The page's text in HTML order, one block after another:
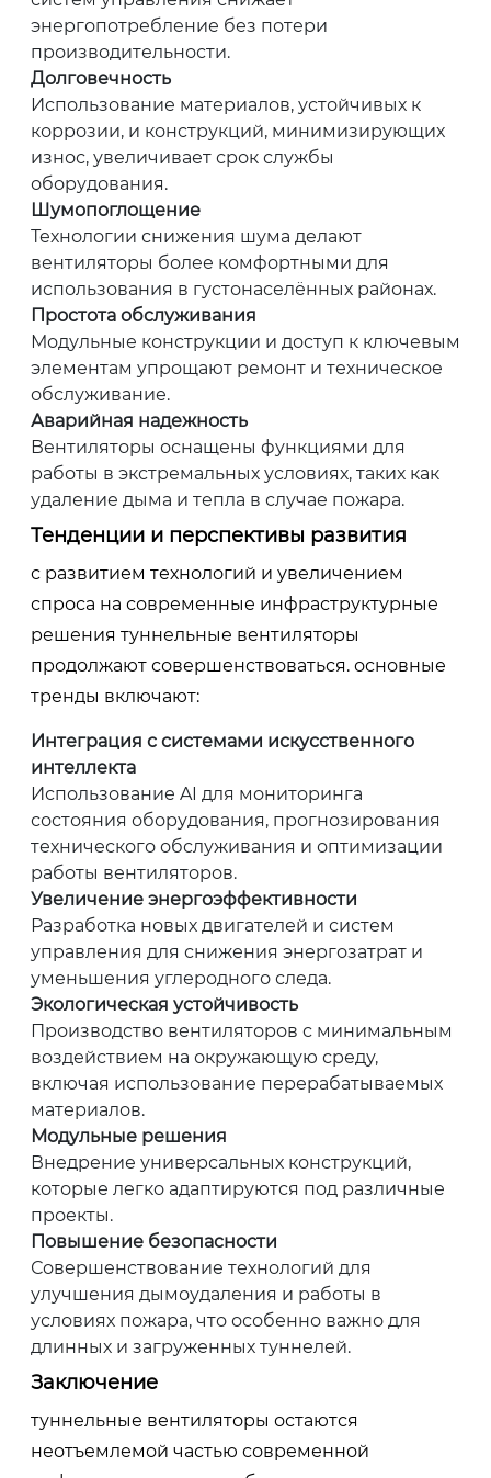
энергопотребление без потери
производительности.
Долговечность
Использование материалов, устойчивых к
коррозии, и конструкций, минимизирующих
износ, увеличивает срок службы
оборудования.
Шумопоглощение
Технологии снижения шума делают
вентиляторы более комфортными для
использования в густонаселённых районах.
Простота обслуживания
Модульные конструкции и доступ к ключевым
элементам упрощают ремонт и техническое
обслуживание.
Аварийная надежность
Вентиляторы оснащены функциями для
работы в экстремальных условиях, таких как
удаление дыма и тепла в случае пожара.
Тенденции и перспективы развития
с развитием технологий и увеличением
спроса на современные инфраструктурные
решения туннельные вентиляторы
продолжают совершенствоваться. основные
тренды включают:
Интеграция с системами искусственного
интеллекта
Использование AI для мониторинга
состояния оборудования, прогнозирования
технического обслуживания и оптимизации
работы вентиляторов.
Увеличение энергоэффективности
Разработка новых двигателей и систем
управления для снижения энергозатрат и
уменьшения углеродного следа.
Экологическая устойчивость
Производство вентиляторов с минимальным
воздействием на окружающую среду,
включая использование перерабатываемых
материалов.
Модульные решения
Внедрение универсальных конструкций,
которые легко адаптируются под различные
проекты.
Повышение безопасности
Совершенствование технологий для
улучшения дымоудаления и работы в
условиях пожара, что особенно важно для
длинных и загруженных туннелей.
Заключение
туннельные вентиляторы остаются
неотъемлемой частью современной